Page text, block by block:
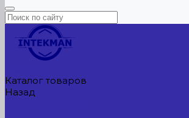
Каталог товаров
Назад